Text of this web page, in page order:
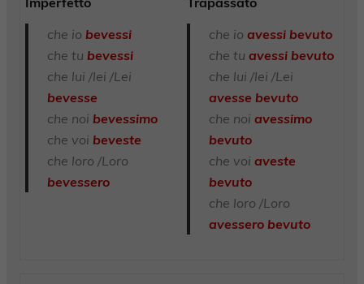
che io bevessi
che tu bevessi
che lui /lei /Lei
bevesse
che noi bevessimo
che voi beveste
che loro /Loro
bevessero
che io avessi bevuto
che tu avessi bevuto
che lui /lei /Lei
avesse bevuto
che noi avessimo
bevuto
che voi aveste
bevuto
che loro /Loro
avessero bevuto